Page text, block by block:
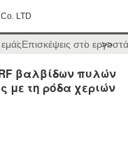
LTD
Επισκέψεις στο >>
βαλβίδων πυλών
με τη ρόδα χεριών